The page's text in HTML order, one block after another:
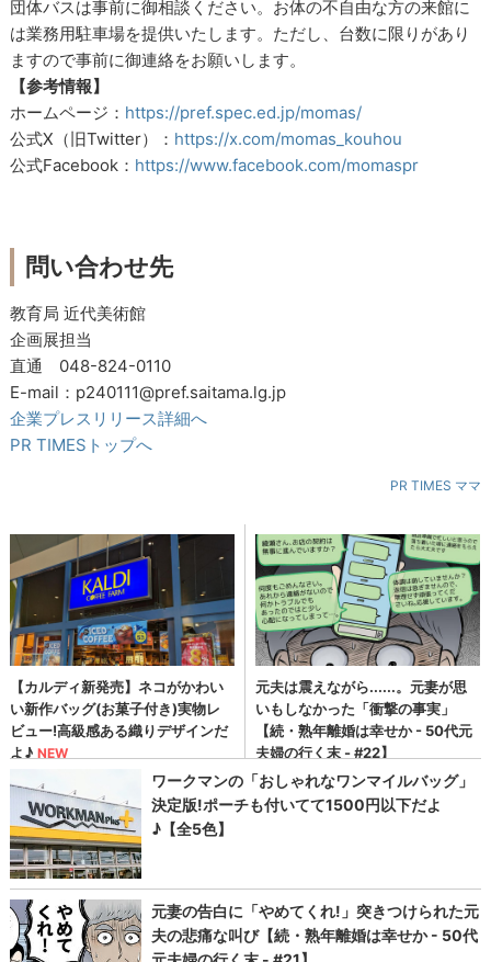
団体バスは事前に御相談ください。お体の不自由な方の来館に
は業務用駐車場を提供いたします。ただし、台数に限りがあり
ますので事前に御連絡をお願いします。
【参考情報】
ホームページ： https://pref.spec.ed.jp/momas/
公式X（旧Twitter）： https://x.com/momas_kouhou
公式Facebook： https://www.facebook.com/momaspr
問い合わせ先
教育局 近代美術館
企画展担当
直通 048-824-0110
E-mail：p240111@pref.saitama.lg.jp
企業プレスリリース詳細へ
PR TIMESトップへ
PR TIMES ママ